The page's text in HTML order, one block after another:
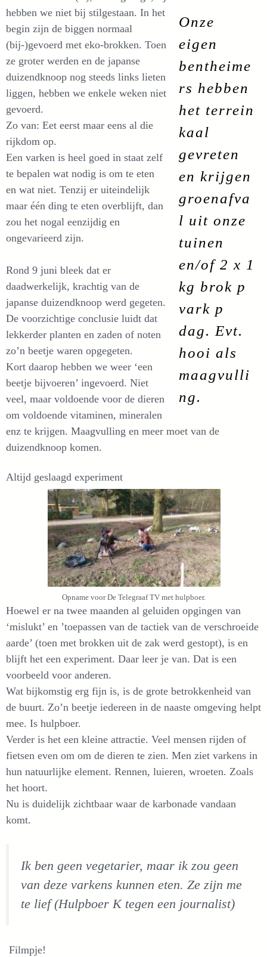
hebben we niet bij stilgestaan.
Onze
eigen
bentheime
rs hebben
het terrein
kaal
gevreten
en krijgen
groenafva
l uit onze
tuinen
en/of 2 x 1
kg brok p
vark p
dag. Evt.
hooi als
maagvulli
ng.
In het
begin zijn de biggen normaal
(bij-)gevoerd met eko-brokken. Toen
ze groter werden en de japanse
duizendknoop nog steeds links lieten
liggen, hebben we enkele weken niet
gevoerd.
Zo van: Eet eerst maar eens al die
rijkdom op.
Een varken is heel goed in staat zelf
te bepalen wat nodig is om te eten
en wat niet. Tenzij er uiteindelijk
maar één ding te eten overblijft, dan
zou het nogal eenzijdig en
ongevarieerd zijn.
Rond 9 juni bleek dat er
daadwerkelijk, krachtig van de
japanse duizendknoop werd gegeten.
De voorzichtige conclusie luidt dat
lekkerder planten en zaden of noten
zo’n beetje waren opgegeten.
Kort daarop hebben we weer ‘een
beetje bijvoeren’ ingevoerd. Niet
veel, maar voldoende voor de dieren
om voldoende vitaminen, mineralen
enz te krijgen. Maagvulling en meer moet van de
duizendknoop komen.
Altijd geslaagd experiment
Opname voor De Telegraaf TV met hulpboer.
Hoewel er na twee maanden al geluiden opgingen van
‘mislukt’ en ’toepassen van de tactiek van de verschroeide
aarde’ (toen met brokken uit de zak werd gestopt), is en
blijft het een experiment. Daar leer je van. Dat is een
voorbeeld voor anderen.
Wat bijkomstig erg fijn is, is de grote betrokkenheid van
de buurt. Zo’n beetje iedereen in de naaste omgeving helpt
mee. Is hulpboer.
Verder is het een kleine attractie. Veel mensen rijden of
fietsen even om om de dieren te zien. Men ziet varkens in
hun natuurlijke element. Rennen, luieren, wroeten. Zoals
het hoort.
Nu is duidelijk zichtbaar waar de karbonade vandaan
komt.
Ik ben geen vegetarier, maar ik zou geen
van deze varkens kunnen eten. Ze zijn me
te lief (Hulpboer K tegen een journalist)
Filmpje!